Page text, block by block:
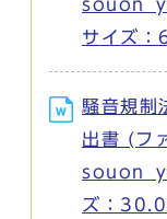
サイズ
騒音規制
出書 (フ
ズ：